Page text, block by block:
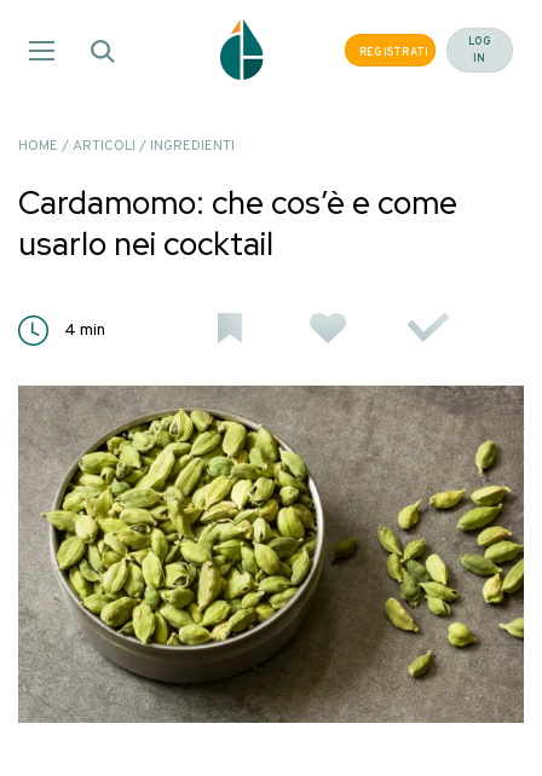
REGISTRATI
LOG
IN
HOME /ARTICOLI / INGREDIENTI
Cardamomo: che cos’è e come
usarlo nei cocktail
4 min